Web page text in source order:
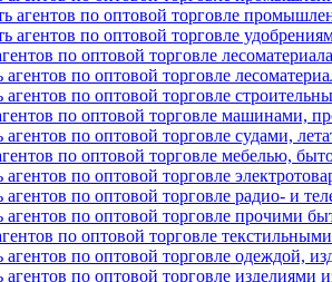
агентов по оптовой торговле
агентов по оптовой торговле
по оптовой торговле
агентов по оптовой торговле
агентов по оптовой торговле
по оптовой торговле машинами,
агентов по оптовой торговле судами,
по оптовой торговле мебелью,
агентов по оптовой торговле
агентов по оптовой торговле радио- и
агентов по оптовой торговле прочими
по оптовой торговле
агентов по оптовой торговле одеждой,
агентов по оптовой торговле